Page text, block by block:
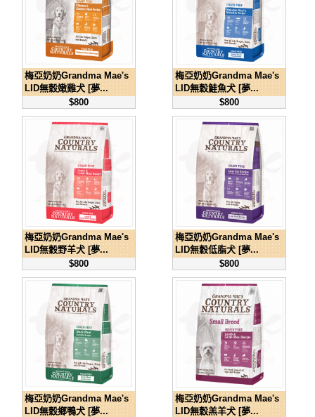
梅亞奶奶Grandma Mae's
LID無穀嫩雞犬 [夢...
$800
梅亞奶奶Grandma Mae's
LID無穀鮭魚犬 [夢...
$800
梅亞奶奶Grandma Mae's
LID無穀野羊犬 [夢...
$800
梅亞奶奶Grandma Mae's
LID無穀低脂犬 [夢...
$800
梅亞奶奶Grandma Mae's
LID無穀鄉鴨犬 [夢...
梅亞奶奶Grandma Mae's
LID無穀羔羊犬 [夢...